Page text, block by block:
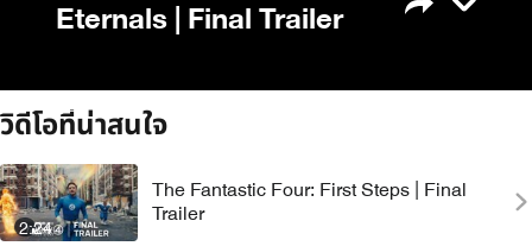
Eternals | Final Trailer
วิดีโอที่น่าสนใจ
2:24
The Fantastic Four: First Steps | Final
Trailer